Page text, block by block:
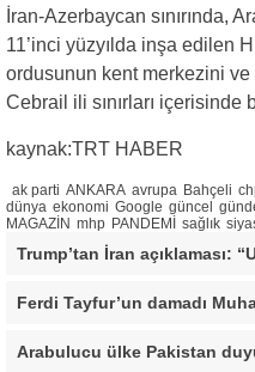
İran-Azerbaycan sınırında,
11’inci yüzyılda inşa edilen
ordusunun kent merkezini ve
Cebrail ili sınırları içerisinde
kaynak:TRT HABER
ak parti ANKARA avrupa Bahçeli
dünya ekonomi Google güncel
MAGAZİN mhp PANDEMİ sağlık
Ferdi Tayfur’un damadı